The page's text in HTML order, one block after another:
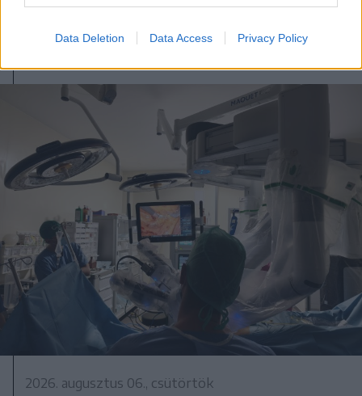
Data Deletion Data Access Privacy Policy
vízhozamának növelését segítené
2026. augusztus 06., csütörtök